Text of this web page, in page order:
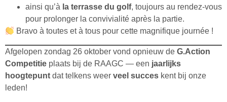
ainsi qu’à la terrasse du golf, toujours au rendez-vous
pour prolonger la convivialité après la partie.
Bravo à toutes et à tous pour cette magnifique journée !
Afgelopen zondag 26 oktober vond opnieuw de G.Action
Competitie plaats bij de RAAGC — een jaarlijks
hoogtepunt dat telkens weer veel succes kent bij onze
leden!